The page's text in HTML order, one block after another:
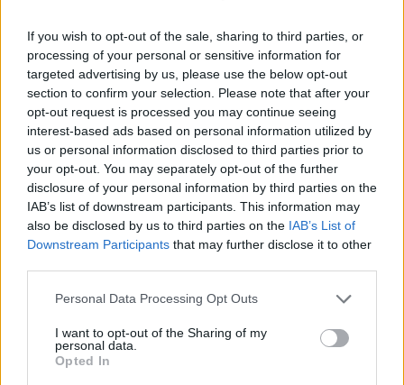
If you wish to opt-out of the sale, sharing to third parties, or
processing of your personal or sensitive information for
targeted advertising by us, please use the below opt-out
section to confirm your selection. Please note that after your
opt-out request is processed you may continue seeing
interest-based ads based on personal information utilized by
us or personal information disclosed to third parties prior to
your opt-out. You may separately opt-out of the further
disclosure of your personal information by third parties on the
IAB’s list of downstream participants. This information may
also be disclosed by us to third parties on the IAB’s List of
Downstream Participants that may further disclose it to other
Personal Data Processing Opt Outs
I want to opt-out of the Sharing of my
personal data.
Opted In
rakétákkal támadta Kijevet, már másodszor a
héten – írja a Reuters.
A kijevi légvédelem az ukrán légierő jelentése szerint mind
a tíz rakétát lelőtte, de a roncsok és törmelékek a földre
hullottak, emiatt a sebesülések és a károk. Kijev
Dnyiprovszkij kerületében egy gyermekkórház ablakaiban
és bejárataiban keletkeztek károk a törmelékek miatt; Vitalij
Klicsko polgármester azonban a Telegramon keresztül
megerősítette, hogy az első felmérések...
tartozik, melynek olvasása előfizetéses
regisztrációhoz kötött.